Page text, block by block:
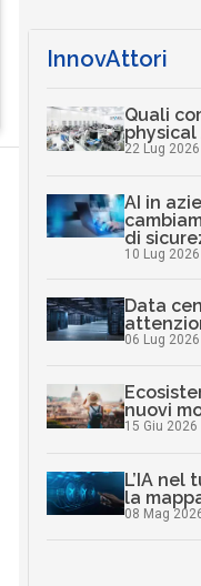
InnovAttori
Quali
physical
22 Lug 2026
AI in
di
10 Lug 2026
Data
06 Lug 2026
nuovi
15 Giu 2026
L’IA nel
la
08 Mag